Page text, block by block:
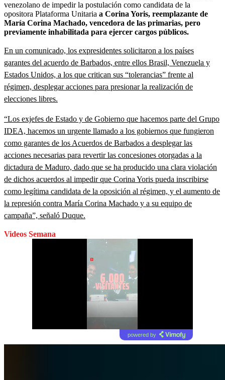
venezolano de impedir la postulación como candidata de la
opositora Plataforma Unitaria a Corina Yoris, reemplazante de
María Corina Machado, vencedora de las primarias, pero
previamente inhabilitada para ejercer cargos públicos.
En un comunicado, los expresidentes solicitaron a los países
garantes del acuerdo de Barbados, entre ellos Brasil, Venezuela y
Estados Unidos, a los que critican sus “tolerancias” frente al
régimen, desplegar acciones para presionar la realización de
elecciones libres.
“Los exjefes de Estado y de Gobierno que hacemos parte del Grupo
IDEA, hacemos un urgente llamado a los gobiernos que fungieron
como garantes de los Acuerdos de Barbados a desplegar las
acciones necesarias para revertir las concesiones otorgadas a la
dictadura de Maduro, dado que se ha producido una clara violación
de dichos acuerdos al impedir que Corina Yoris pueda inscribirse
como legítima candidata de la oposición al régimen, y el aumento de
la represión contra María Corina Machado y a su equipo de
campaña”, señaló Duque.
Videos Semana
powered by